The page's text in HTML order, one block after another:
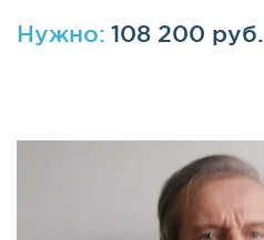
Нужно: 108 200 руб.